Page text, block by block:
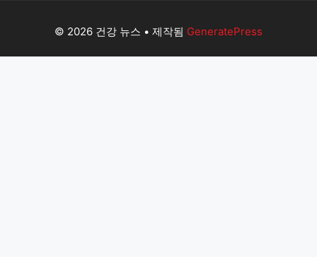
© 2026 건강 뉴스 • 제작됨 GeneratePress